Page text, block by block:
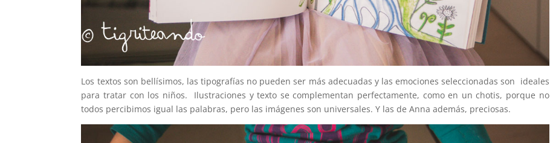
Los textos son bellísimos, las tipografías no pueden ser más adecuadas y las emociones seleccionadas son ideales
para tratar con los niños. Ilustraciones y texto se complementan perfectamente, como en un chotis, porque no
todos percibimos igual las palabras, pero las imágenes son universales. Y las de Anna además, preciosas.